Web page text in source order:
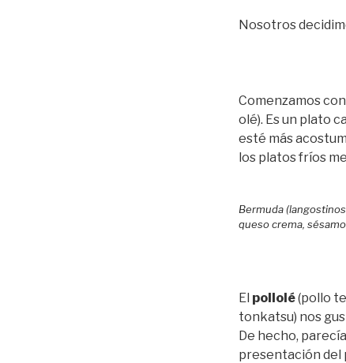
Nosotros
Comenzamos
olé). Es un plato
esté más
los platos fríos
Bermuda
queso crema,
El pollolé(pollo
tonkatsu) nos
De hecho,
presentación del